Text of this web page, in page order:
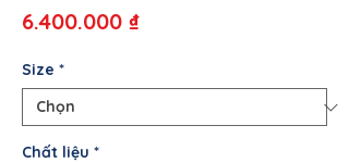
6.400.000 ₫Giá
Size *
Chất liệu *